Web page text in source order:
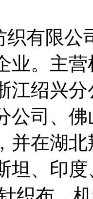
有限公
业。主
江绍兴
公司、
并在湖
坦、印